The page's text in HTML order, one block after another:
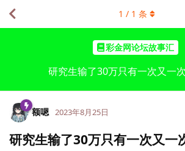
彩金网论坛故事汇
研究生输了30万只有一次又一
1 / 1 条
额嗯 2023年8月25日
研究生输了30万只有一次又一